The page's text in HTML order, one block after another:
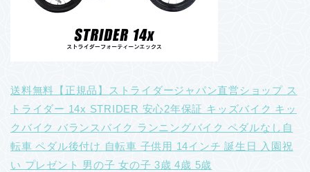
送料無料【正規品】ストライダージャパン直営ショップ ス
トライダー 14x STRIDER 安心2年保証 キッズバイク キッ
クバイク バランスバイク ランニングバイク ペダルなし自
転車 ペダル後付け 自転車 子供用 14インチ 誕生日 入園祝
い プレゼント 男の子 女の子 3歳 4歳 5歳